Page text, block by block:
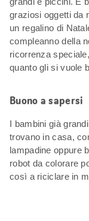
graziosi oggetti da
un regalino di
compleanno della
ricorrenza
quanto gli si vuole
Buono a sapersi
I bambini già
trovano in casa,
lampadine oppure
robot da colorare
così a riciclare in